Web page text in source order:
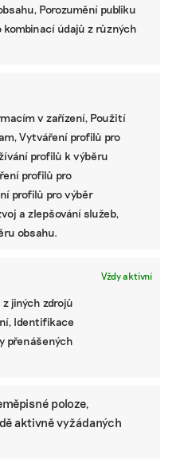
Porozumění publiku
údajů z různých
v zařízení, Použití
Vytváření profilů pro
profilů k výběru
profilů pro
profilů pro výběr
a zlepšování služeb,
obsahu.
Vždy aktivní
z jiných zdrojů
Identifikace
přenášených
poloze,
aktivně vyžádaných
a kulturní ekologie, předtím
Zajímá se o
pracích prášků.
všem.